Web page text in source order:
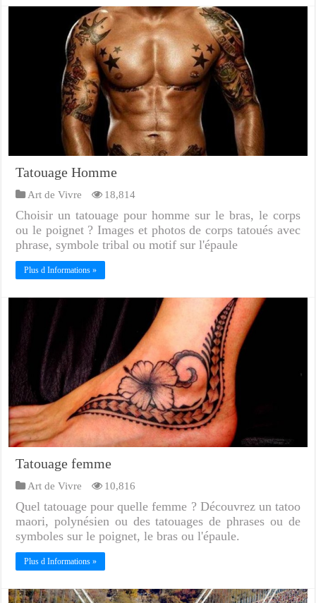
Tatouage Homme
Art de Vivre 18,814
Choisir un tatouage pour homme sur le bras, le corps
ou le poignet ? Images et photos de corps tatoués avec
phrase, symbole tribal ou motif sur l'épaule
Plus d Informations »
Tatouage femme
Art de Vivre 10,816
Quel tatouage pour quelle femme ? Découvrez un tatoo
maori, polynésien ou des tatouages de phrases ou de
symboles sur le poignet, le bras ou l'épaule.
Plus d Informations »